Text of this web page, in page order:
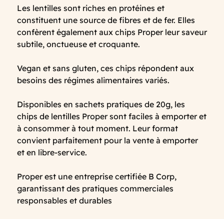
Les lentilles sont riches en protéines et
constituent une source de fibres et de fer. Elles
confèrent également aux chips Proper leur saveur
subtile, onctueuse et croquante.
Vegan et sans gluten, ces chips répondent aux
besoins des régimes alimentaires variés.
Disponibles en sachets pratiques de 20g, les
chips de lentilles Proper sont faciles à emporter et
à consommer à tout moment. Leur format
convient parfaitement pour la vente à emporter
et en libre-service.
Proper est une entreprise certifiée B Corp,
garantissant des pratiques commerciales
responsables et durables